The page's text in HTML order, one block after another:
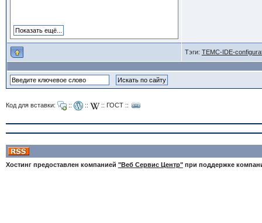
Тэги: TEMC-IDE-
Код для вставки: :: :: :: ГОСТ::
Хостинг предоставлен компанией "Веб Сервис Центр"при поддержке